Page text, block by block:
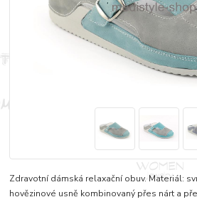
Zdravotní dámská relaxační obuv. Materiál:
hovězinové usně kombinovaný přes nárt a